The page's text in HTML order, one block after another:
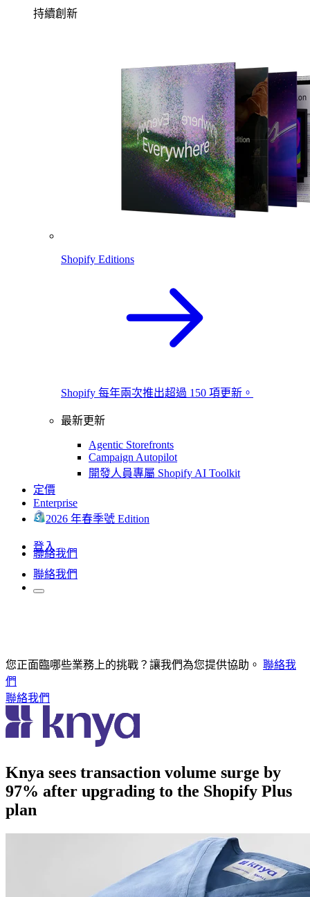
持續創新
Shopify Editions
Shopify 每年兩次推出超過 150 項更新。
最新更新
Agentic Storefronts
Campaign Autopilot
開發人員專屬 Shopify AI Toolkit
定價
Enterprise
2026 年春季號 Edition
登入
聯絡我們
聯絡我們
您正面臨哪些業務上的挑戰？讓我們為您提供協助。 聯絡我
們
聯絡我們
Knya sees transaction volume surge by
97% after upgrading to the Shopify Plus
plan